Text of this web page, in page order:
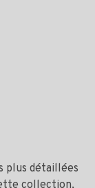
plus détaillées
collection,